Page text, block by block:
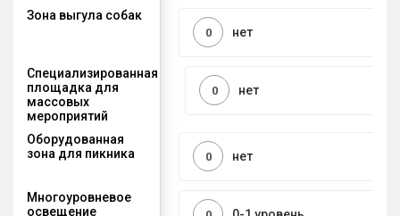
Зона выгула собак
нет
0
Специализированная
площадка для
массовых
мероприятий
нет
0
Оборудованная
зона для пикника
нет
0
Многоуровневое
освещение